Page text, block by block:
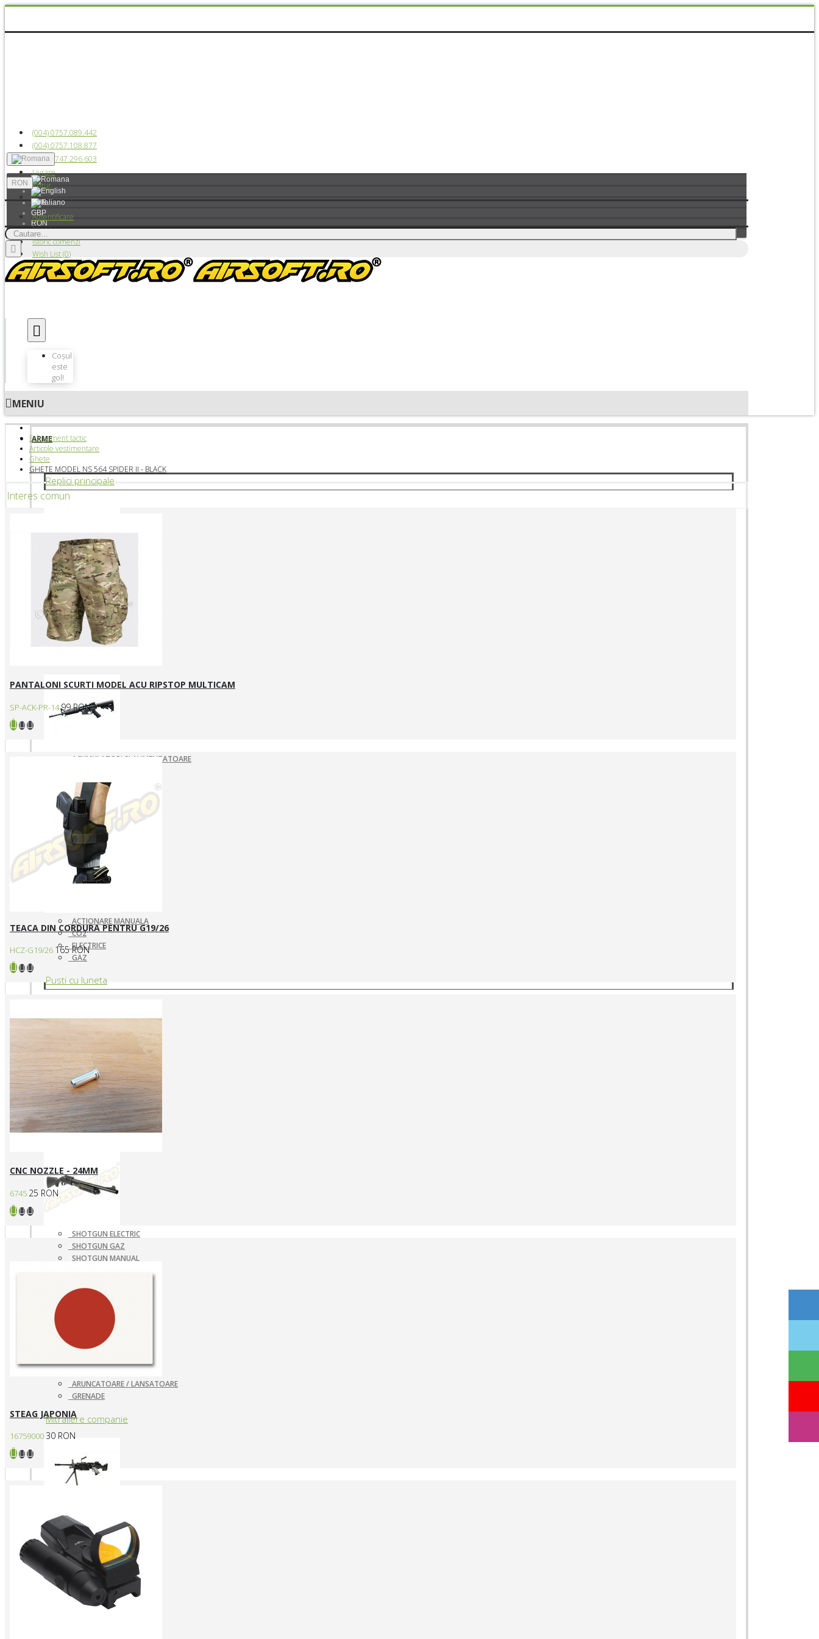
(004) 0757.089.442
(004) 0757.108.877
(004) 0747.296.603
Livrare
Retur
RON
EUR
GBP
RON
USD
Autentificare
Înregistrare
Istoric comenzi
Wish List (0)
Coșul
este
gol!
MENIU
ARME
Replici principale
ARME ASALT ELECTRICE
ARME ASALT GAZ
ARME ASALT MANUALE
SMG ELECTRICE
SMG GAZ/CO2
ACUMULATORI SI ALIMENTATOARE
INCARCATOARE
PIESE DE SCHIMB
Pistoale Airsoft
ACTIONARE MANUALA
CO2
ELECTRICE
GAZ
Pusti cu luneta
SNIPERE ELECTRICE
SNIPERE GAZ/CO2
SNIPERE MANUALE
Shotgun
SHOTGUN ELECTRIC
SHOTGUN GAZ
SHOTGUN MANUAL
ARUNCATOARE / LANSATOARE
GRENADE
Mitraliere companie
MITRALIERE ELECTRICE
Arme CUSTOM
Echipament tactic
Articole vestimentare
Ghete
GHETE MODEL NS 564 SPIDER II - BLACK
Interes comun
PANTALONI SCURTI MODEL ACU RIPSTOP MULTICAM
SP-ACK-PR-1499 RON
TEACA DIN CORDURA PENTRU G19/26
HCZ-G19/26 165 RON
CNC NOZZLE - 24MM
6745 25 RON
STEAG JAPONIA
16759000 30 RON